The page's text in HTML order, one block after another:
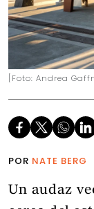
[Foto: Andrea
POR NATE BERG
Un audaz